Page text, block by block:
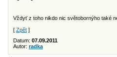
Vždyť z toho nikdo nic světobornýho také
[ Zpět ]
Datum: 07.09.2011
Autor: radka